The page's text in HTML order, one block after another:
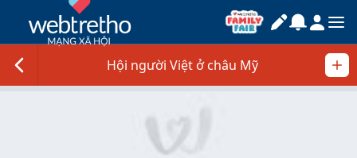
Hội người Việt ở châu Mỹ